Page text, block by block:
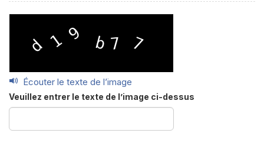
Écouter le texte de l’image
Veuillez entrer le texte de l’image ci-dessus